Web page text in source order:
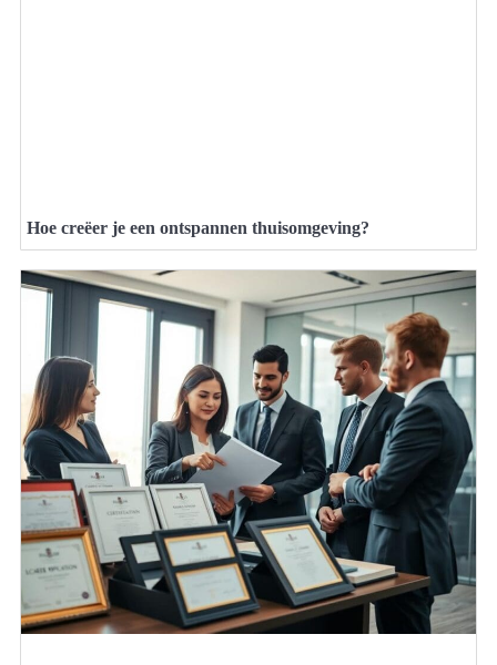
Hoe creëer je een ontspannen thuisomgeving?